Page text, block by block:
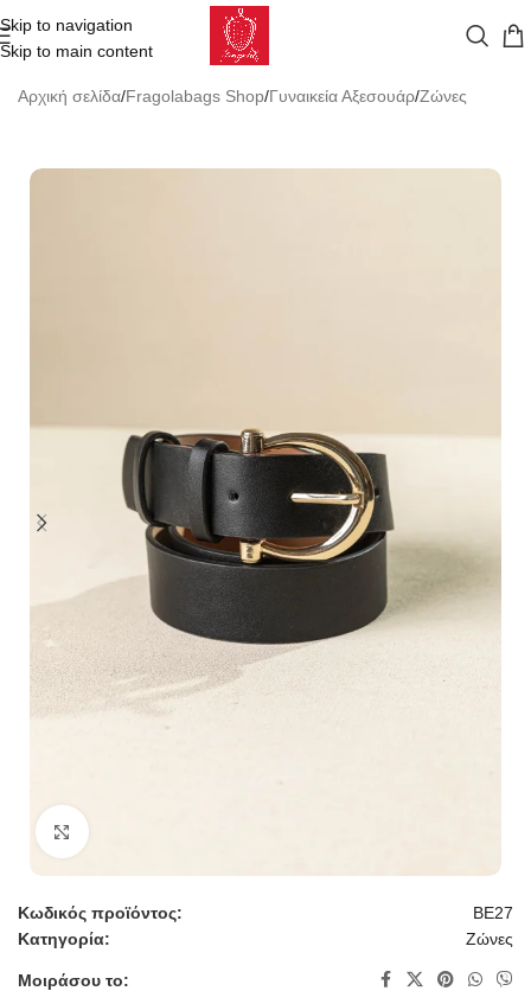
Skip to navigation
Skip to main content
Αρχική σελίδα/Fragolabags Shop/Γυναικεία Αξεσουάρ/Ζώνες
Κωδικός προϊόντος:
BE27
Κατηγορία:
Ζώνες
Μοιράσου το: